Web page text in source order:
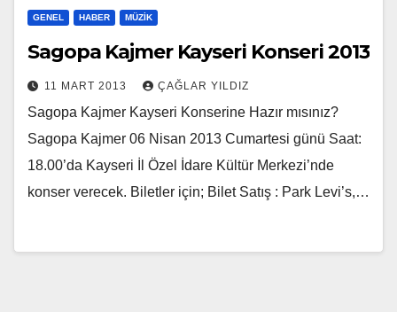
GENEL HABER MÜZIK
Sagopa Kajmer Kayseri Konseri 2013
11 MART 2013 ÇAĞLAR YILDIZ
Sagopa Kajmer Kayseri Konserine Hazır mısınız?
Sagopa Kajmer 06 Nisan 2013 Cumartesi günü Saat:
18.00’da Kayseri İl Özel İdare Kültür Merkezi’nde
konser verecek. Biletler için; Bilet Satış : Park Levi’s,…